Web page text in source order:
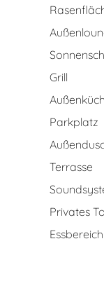
Grill
Parkplatz
Terrasse
Privates